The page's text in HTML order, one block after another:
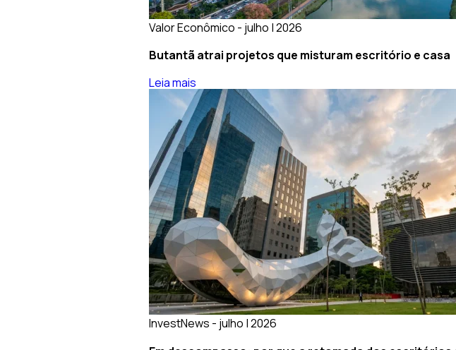
Valor Econômico - julho | 2026
Butantã atrai projetos que misturam escritório e casa
Leia mais
InvestNews - julho | 2026